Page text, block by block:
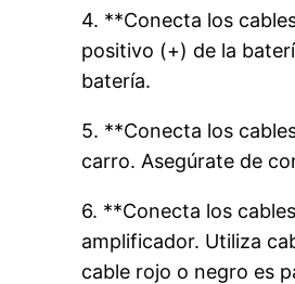
4. **Conecta los
positivo (+) de la
batería.
5. **Conecta los
carro. Asegúrate de
6. **Conecta los
amplificador. Utiliza
cable rojo o negro es